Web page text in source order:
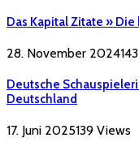
Das Kapital Zitate » Die
28. November 2024143
Deutsche
Deutschland
17. Juni 2025139 Views